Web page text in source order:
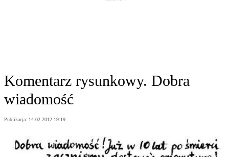
Komentarz rysunkowy. Dobra
wiadomość
Publikacja: 14.02.2012 19:19